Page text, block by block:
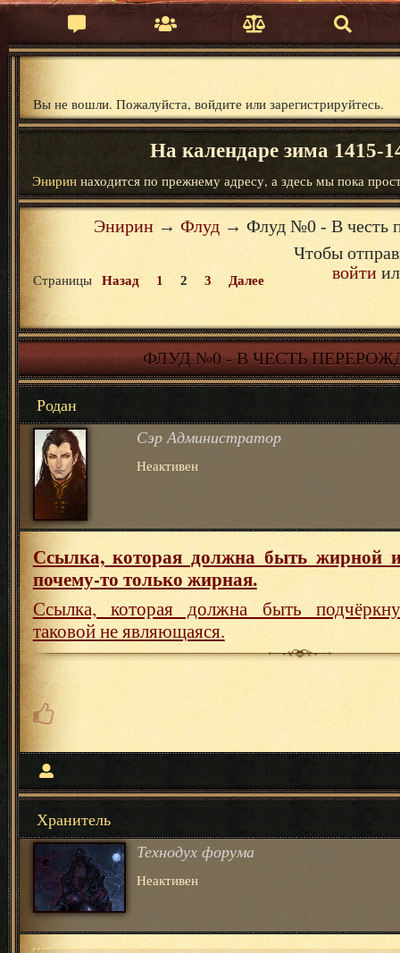
Вы не вошли. Пожалуйста, войдите или зарегистрируйтесь.
На календаре зима 1415-
Энириннаходится по прежнему адресу, а здесь мы пока
ФЛУД №0 - В ЧЕСТЬ
Энирин → Флуд → Флуд №0 - В честь
Страницы Назад 1 2 3 Далее
Чтобы
войти
Родан
Сэр Администратор
Неактивен
Ссылка, которая должна быть жирной
почему-то только жирная.
Ссылка, которая должна быть
таковой не являющаяся.
Хранитель
Технодух форума
Неактивен